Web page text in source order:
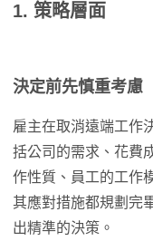
1. 策略層面
決定前先慎重考慮
雇主在取消遠端工作
括公司的需求、花費
作性質、員工的工作
其應對措施都規劃完
出精準的決策。